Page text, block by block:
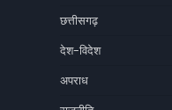
छत्तीसगढ़
देश-विदेश
अपराध